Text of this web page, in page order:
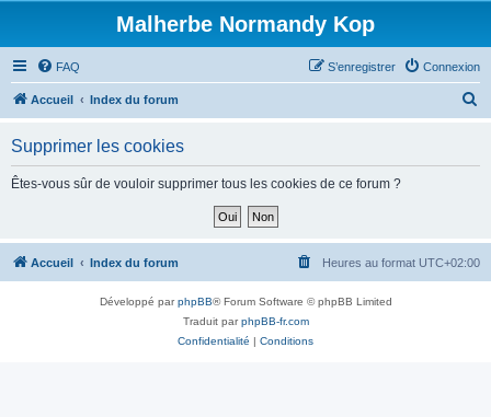
Malherbe Normandy Kop
FAQ Connexion
S’enregistrer
Accueil Index du forum
h
Supprimer les cookies
Êtes-vous sûr de vouloir supprimer tous les cookies de ce forum ?
Accueil Index du forum Heures au format UTC+02:00
Développé parphpBB® Forum Software © phpBB Limited
Traduit parphpBB-fr.com
Confidentialité | Conditions